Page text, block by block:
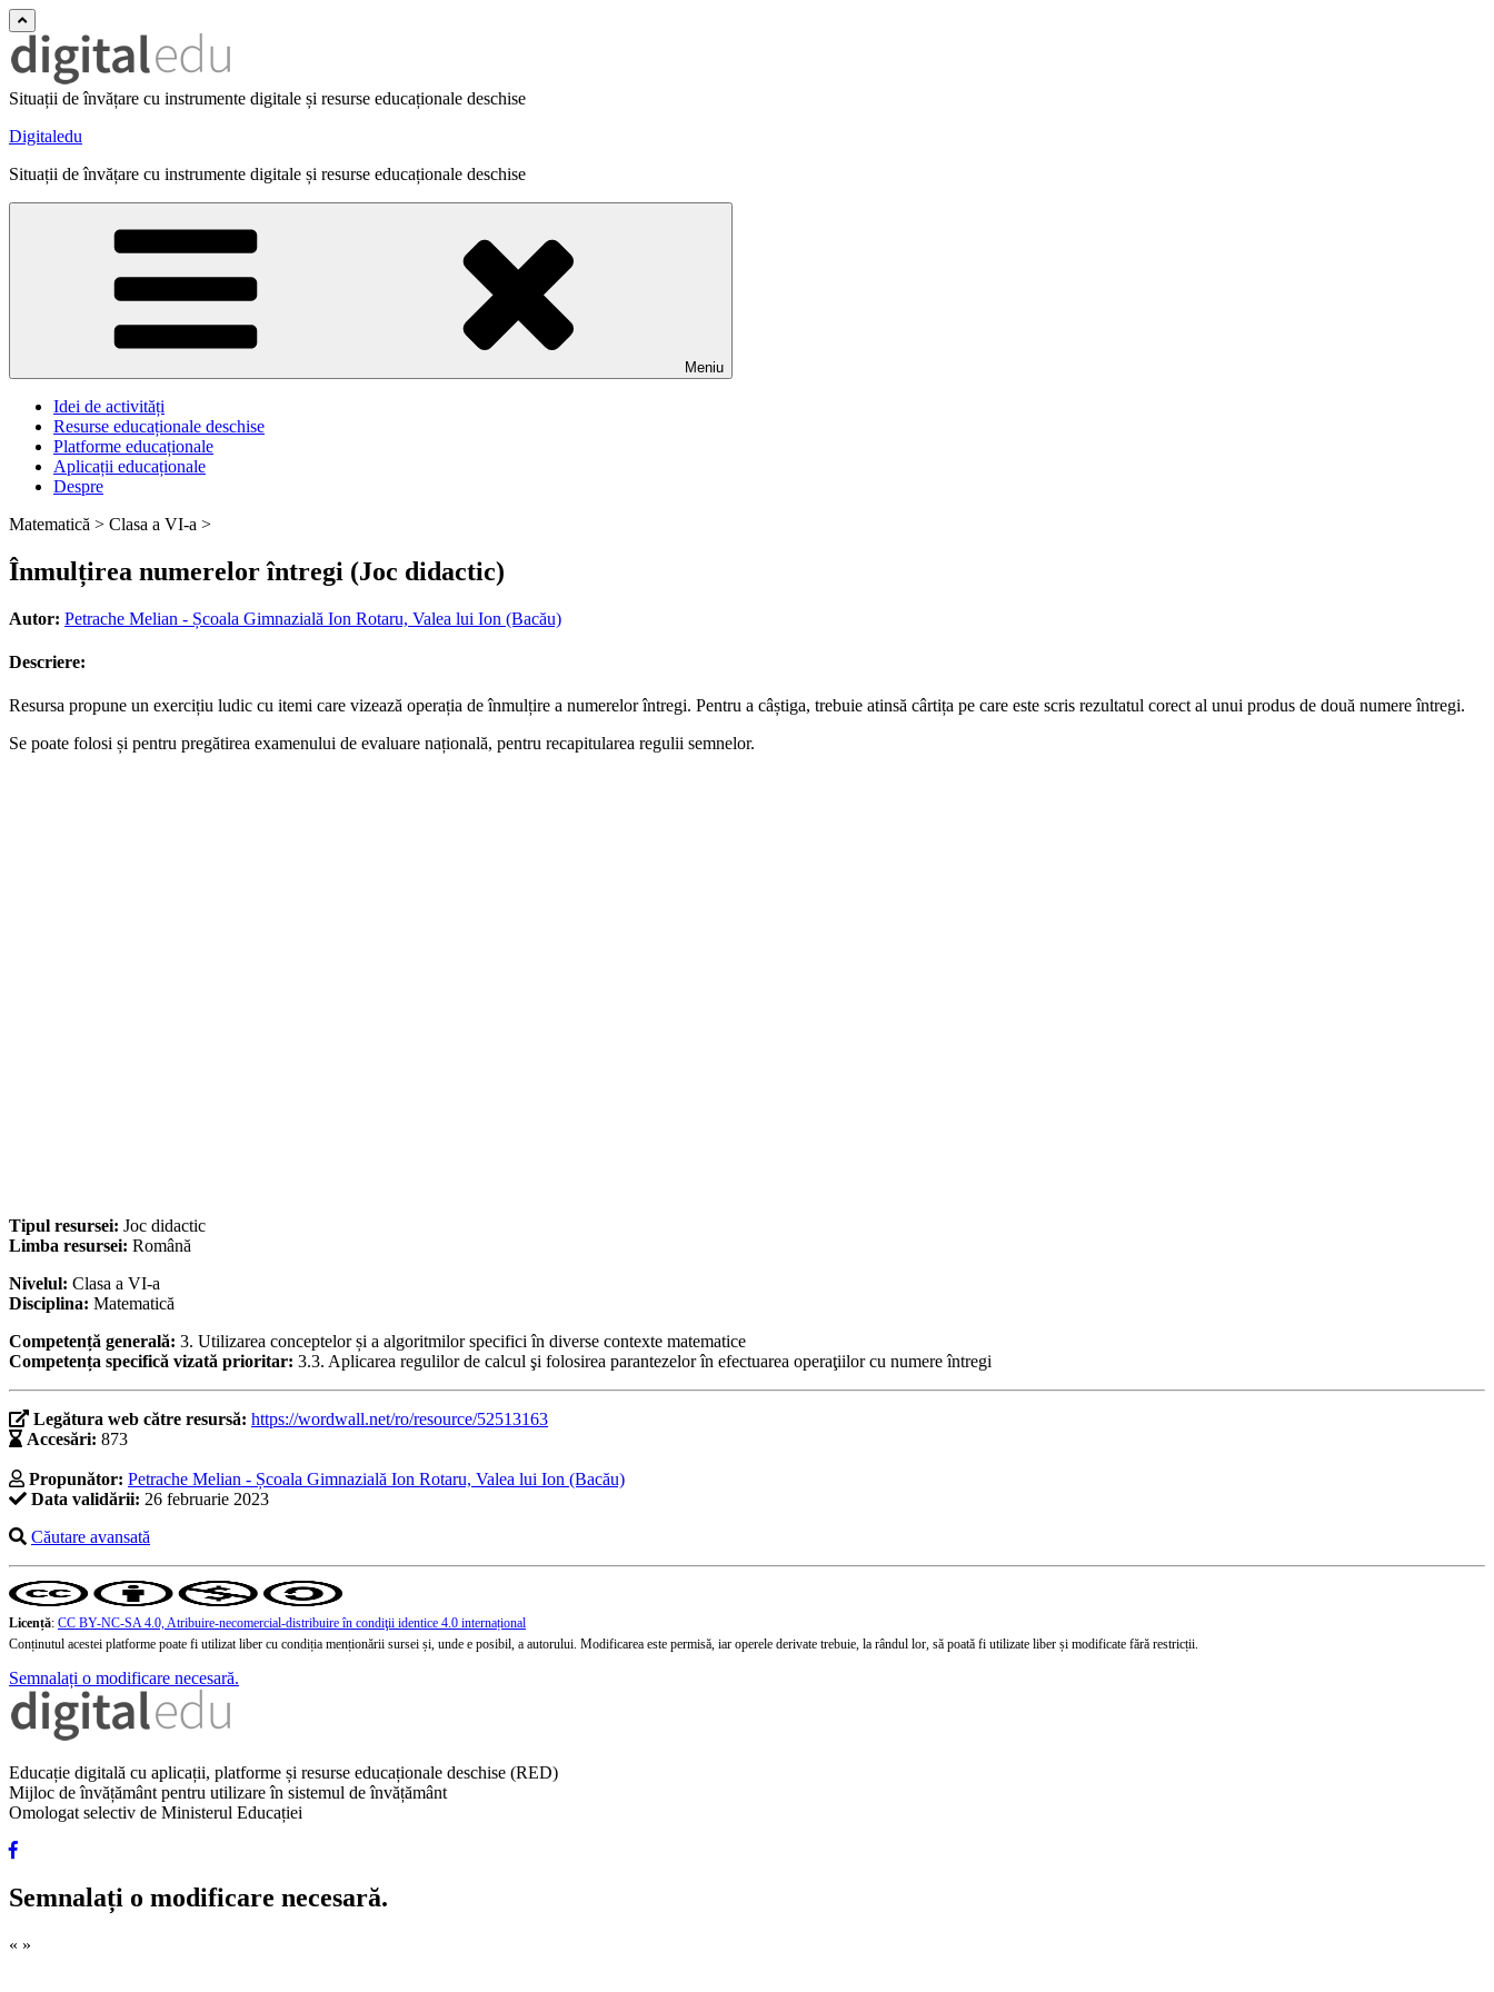
Situații de învățare cu instrumente digitale și resurse educaționale deschise
Digitaledu
Situații de învățare cu instrumente digitale și resurse educaționale deschise
Meniu
Idei de activități
Resurse educaționale deschise
Platforme educaționale
Aplicații educaționale
Despre
Matematică > Clasa a VI-a >
Înmulțirea numerelor întregi (Joc didactic)
Autor: Petrache Melian - Școala Gimnazială Ion Rotaru, Valea lui Ion (Bacău)
Descriere:
Resursa propune un exercițiu ludic cu itemi care vizează operația de înmulțire a numerelor întregi. Pentru a câștiga, trebuie atinsă cârtița pe care este scris rezultatul corect al unui produs de două numere întregi.
Se poate folosi și pentru pregătirea examenului de evaluare națională, pentru recapitularea regulii semnelor.
Tipul resursei: Joc didactic
Limba resursei: Română
Nivelul: Clasa a VI-a
Disciplina: Matematică
Competență generală: 3. Utilizarea conceptelor și a algoritmilor specifici în diverse contexte matematice
Competența specifică vizată prioritar: 3.3. Aplicarea regulilor de calcul şi folosirea parantezelor în efectuarea operaţiilor cu numere întregi
Legătura web către resursă: https://wordwall.net/ro/resource/52513163
Accesări: 873
Propunător: Petrache Melian - Școala Gimnazială Ion Rotaru, Valea lui Ion (Bacău)
Data validării: 26 februarie 2023
Căutare avansată
Licență: CC BY-NC-SA 4.0, Atribuire-necomercial-distribuire în condiţii identice 4.0 internațional
Conținutul acestei platforme poate fi utilizat liber cu condiția menționării sursei și, unde e posibil, a autorului. Modificarea este permisă, iar operele derivate trebuie, la rândul lor, să poată fi utilizate liber și modificate fără restricții.
Semnalați o modificare necesară.
Educație digitală cu aplicații, platforme și resurse educaționale deschise (RED)
Mijloc de învățământ pentru utilizare în sistemul de învățământ
Omologat selectiv de Ministerul Educației
Semnalați o modificare necesară.
« »